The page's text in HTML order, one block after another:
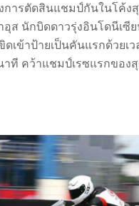
การตัดสินแชมป์กันในโค้ง
อุส นักบิดดาวรุ่งอินโดนีเซี
ดเข้าป้ายเป็นคันแรกด้วยเ
าที คว้าแชมป์เรซแรกของ